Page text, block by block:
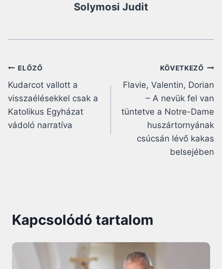
Solymosi Judit
Bejegyzés
navigáció
ELŐZŐ
Kudarcot vallott a
visszaélésekkel csak a
Katolikus Egyházat
vádoló narratíva
KÖVETKEZŐ
Flavie, Valentin, Dorian
– A nevük fel van
tüntetve a Notre-Dame
huszártornyának
csúcsán lévő kakas
belsejében
Kapcsolódó tartalom